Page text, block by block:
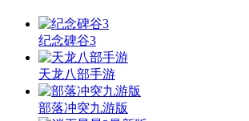
纪念碑谷3
天龙八部手游
部落冲突九游版